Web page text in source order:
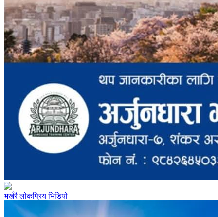
भर्खरैलोकप्रियभिडियो